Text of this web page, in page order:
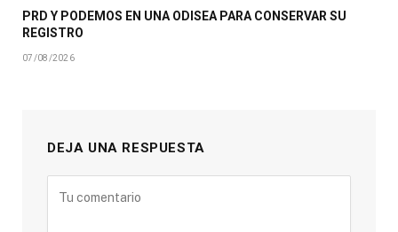
PRD Y PODEMOS EN UNA ODISEA PARA CONSERVAR SU
REGISTRO
07/08/2026
DEJA UNA RESPUESTA